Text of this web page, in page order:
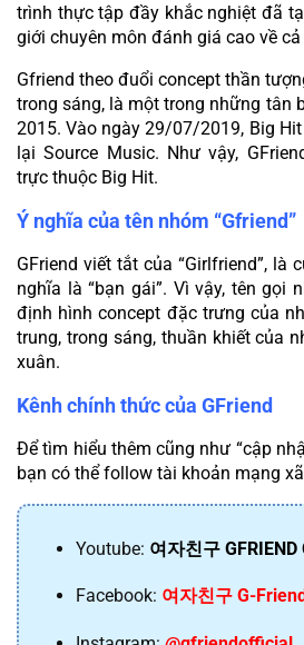
trình thực tập đầy khắc nghiệt đã
giới chuyên môn đánh giá cao về
Gfriend theo đuổi concept thần
trong sáng, là một trong những tân
2015. Vào ngày 29/07/2019, Big
lại Source Music. Như vậy,
trực thuộc Big Hit.
Ý nghĩa của tên nhóm “Gfriend”
GFriend viết tắt của “Girlfriend”, là
nghĩa là “bạn gái”. Vì vậy, tên gọi
định hình concept đặc trưng của
trung, trong sáng, thuần khiết của
xuân.
Kênh chính thức của GFriend
Để tìm hiểu thêm cũng như “cập
bạn có thể follow tài khoản mạng
Youtube: 여자친구 GFRIEND
Facebook: 여자친구 G-Friend